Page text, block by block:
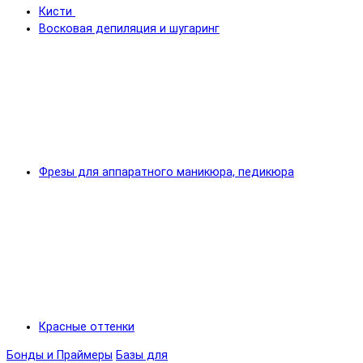
Кисти
Восковая депиляция и шугаринг
Фрезы для аппаратного маникюра, педикюра
Красные оттенки
Бонды и Праймеры Базы для